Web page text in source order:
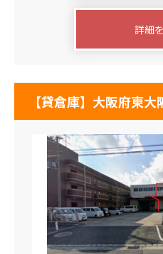
詳細
【貸倉庫】大阪府東